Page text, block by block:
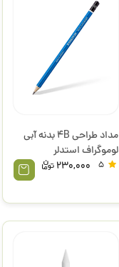
مداد طراحی 4B بدنه آبی
لوموگراف استدلر
5
230,000